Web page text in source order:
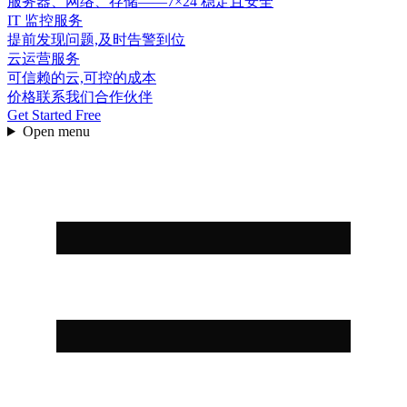
IT 监控服务
提前发现问题,及时告警到位
云运营服务
可信赖的云,可控的成本
价格联系我们合作伙伴
Get Started Free
Open menu